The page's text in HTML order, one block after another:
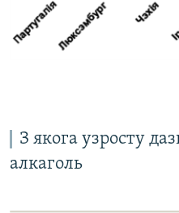
З якога узросту
алкаголь